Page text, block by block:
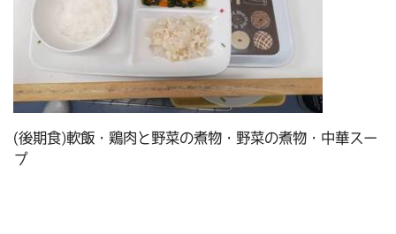
(後期食)軟飯・鶏肉と野菜の煮物・野菜の煮物・中華スー
プ